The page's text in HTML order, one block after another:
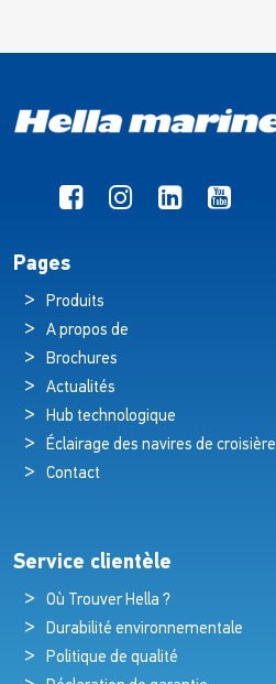
Pages
Produits
A propos de
Brochures
Actualités
Hub technologique
Éclairage des navires de croisière
Contact
Service clientèle
Où Trouver Hella ?
Durabilité environnementale
Politique de qualité